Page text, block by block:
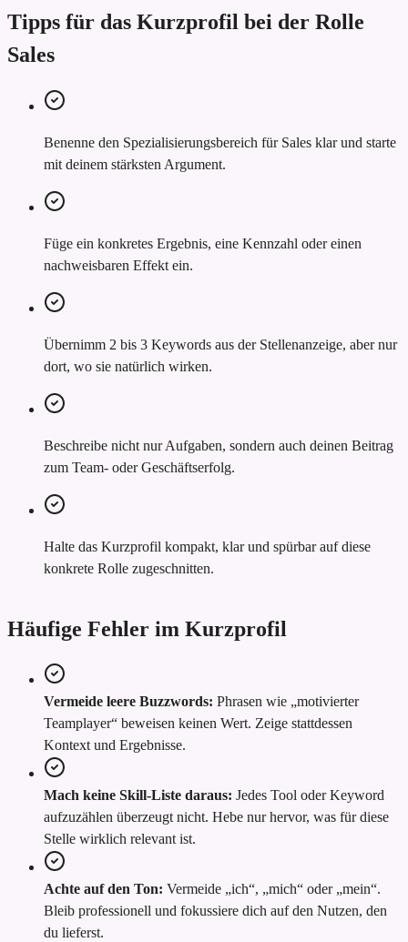
Tipps für das Kurzprofil bei der Rolle
Sales
Benenne den Spezialisierungsbereich für Sales klar und starte
mit deinem stärksten Argument.
Füge ein konkretes Ergebnis, eine Kennzahl oder einen
nachweisbaren Effekt ein.
Übernimm 2 bis 3 Keywords aus der Stellenanzeige, aber nur
dort, wo sie natürlich wirken.
Beschreibe nicht nur Aufgaben, sondern auch deinen Beitrag
zum Team- oder Geschäftserfolg.
Halte das Kurzprofil kompakt, klar und spürbar auf diese
konkrete Rolle zugeschnitten.
Häufige Fehler im Kurzprofil
Vermeide leere Buzzwords: Phrasen wie „motivierter
Teamplayer“ beweisen keinen Wert. Zeige stattdessen
Kontext und Ergebnisse.
Mach keine Skill-Liste daraus: Jedes Tool oder Keyword
aufzuzählen überzeugt nicht. Hebe nur hervor, was für diese
Stelle wirklich relevant ist.
Achte auf den Ton: Vermeide „ich“, „mich“ oder „mein“.
Bleib professionell und fokussiere dich auf den Nutzen, den
du lieferst.